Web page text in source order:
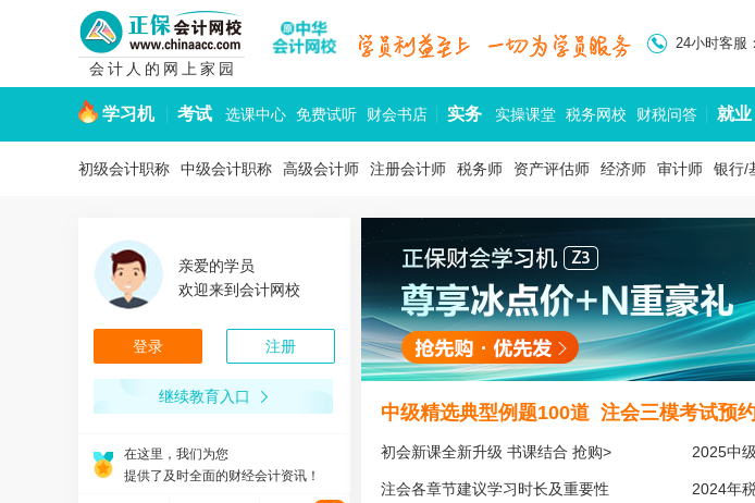
会计人的网上家园
24小时客服
学习机 考试 选课中心 免费试听 财会书店 实务 实操课堂 税务网校 财税问答 就业
初级会计职称 中级会计职称 高级会计师 注册会计师 税务师 资产评估师 经济师 审计师 银行/
亲爱的学员
欢迎来到会计网校
登录 注册
继续教育入口
在这里，我们为您
创造可以自由发挥的会计人网上家园！
在这里，我们为您
在这里，我们为您
提供了及时全面的财经会计资讯！
中级精选典型例题100道 注会三模考试预
初会新课全新升级 书课结合 抢购> 2025中
注会各章节建议学习时长及重要性 2024年